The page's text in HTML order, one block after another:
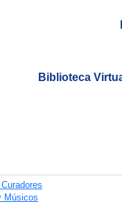
Biblioteca
Músicos